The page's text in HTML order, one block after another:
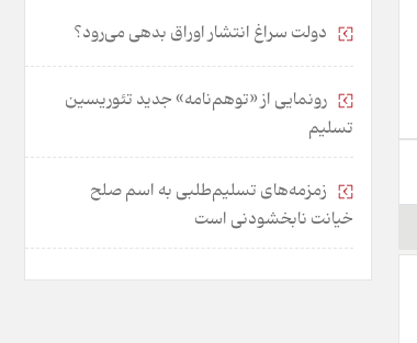
دولت سراغ انتشار اوراق بدهی می‌رود؟
رونمایی از «توهم‌نامه» جدید تئور‌یسین
تسلیم
زمزمه‌های تسلیم‌طلبی به اسم صلح
خیانت نابخشودنی است